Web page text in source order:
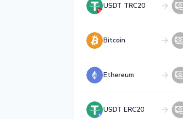
USDT TRC20
Bitcoin
Ethereum
USDT ERC20